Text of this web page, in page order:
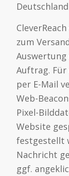
zum
Auftrag.
per E-Mail
Web-
Pixel-
Website
festgestellt
Nachricht
ggf.